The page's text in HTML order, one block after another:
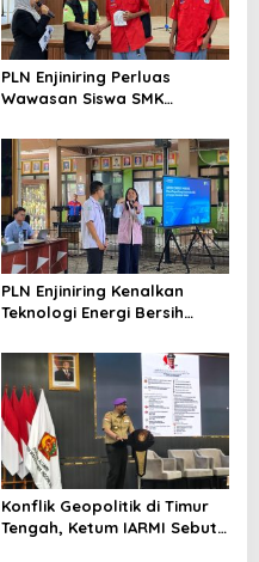
PLN Enjiniring Perluas
Wawasan Siswa SMK
Perubahan Iklim
PLN Enjiniring Kenalkan
Teknologi Energi Bersih
Konflik Geopolitik di Timur
Tengah, Ketum IARMI Sebut